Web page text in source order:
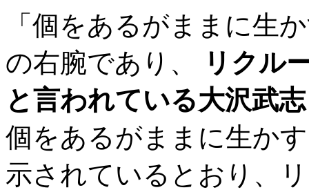
「個をあるがままに生
の右腕であり、
リクル
と言われている大沢武
個をあるがままに生か
示されているとおり、